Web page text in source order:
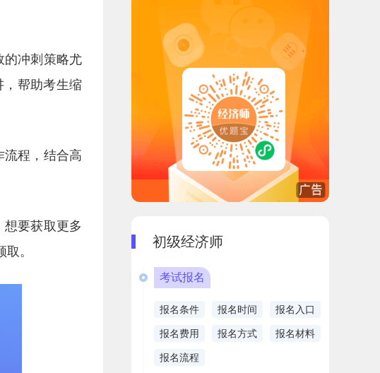
的冲刺策略尤
帮助考生缩
流程，结合高
要获取更多
。
初级经济师
考试报名
报名条件 报名时间 报名入口
报名费用 报名方式 报名材料
报名流程